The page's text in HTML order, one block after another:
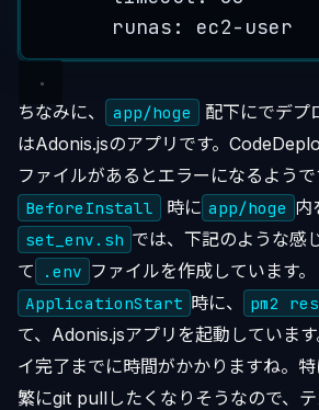
runas : ec2-user
ちなみに、 app/hoge
配下にでデプ
はAdonis.jsのアプリです。
ファイルがあるとエラーになるようで
BeforeInstall 時に app/hoge 内
set_env.sh では、下記のような感
て
.env ファイルを作成しています。
ApplicationStart 時に、 pm2
て、Adonis.jsアプリを起動していま
イ完了までに時間がかかりますね。
繁にgit pullしたくなりそうなので、